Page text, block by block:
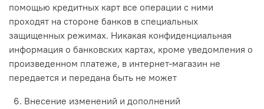
помощью кредитных карт все операции с ними
проходят на стороне банков в специальных
защищенных режимах. Никакая конфиденциальная
информация о банковских картах, кроме уведомления о
произведенном платеже, в интернет-магазин не
передается и передана быть не может
6. Внесение изменений и дополнений